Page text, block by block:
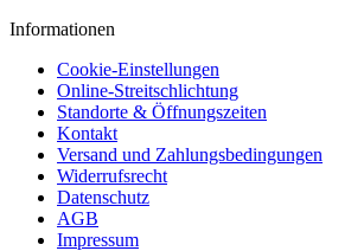
Informationen
Cookie-Einstellungen
Online-Streitschlichtung
Standorte & Öffnungszeiten
Kontakt
Versand und Zahlungsbedingungen
Widerrufsrecht
Datenschutz
AGB
Impressum